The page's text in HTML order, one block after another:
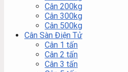
Cân 200kg
Cân 300kg
Cân 500kg
Cân Sàn Điện Tử
Cân 1 tấn
Cân 2 tấn
Cân 3 tấn